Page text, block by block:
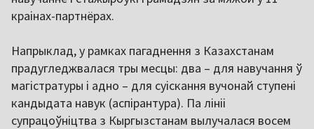
краінах-партнёрах.
Напрыклад, у рамках пагаднення з Казахстанам
прадугледжвалася тры месцы: два – для навучання ў
магістратуры і адно – для суіскання вучонай ступені
кандыдата навук (аспірантура). Па лініі
супрацоўніцтва з Кыргызстанам вылучалася восем